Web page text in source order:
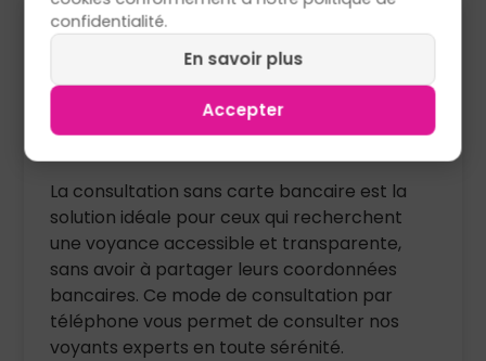
La voyance sans carte
bancaire : simple, pratique et
sécurisée
La consultation sans carte bancaire est la
solution idéale pour ceux qui recherchent
une voyance accessible et transparente,
sans avoir à partager leurs coordonnées
bancaires. Ce mode de consultation par
téléphone vous permet de consulter nos
voyants experts en toute sérénité.
confidentialité.
En savoir plus
Accepter